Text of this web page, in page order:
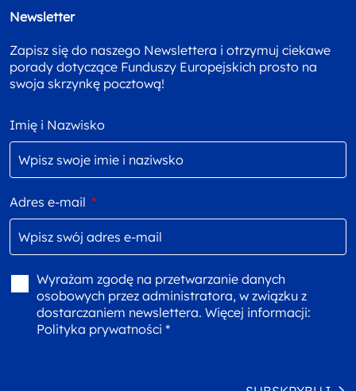
Newsletter
Zapisz się do naszego Newslettera i otrzymuj ciekawe
porady dotyczące Funduszy Europejskich prosto na
swoja skrzynkę pocztową!
Imię i Nazwisko
Adres e-mail *
Wyrażam zgodę na przetwarzanie danych
osobowych przez administratora, w związku z
dostarczaniem newslettera. Więcej informacji:
Polityka prywatności *